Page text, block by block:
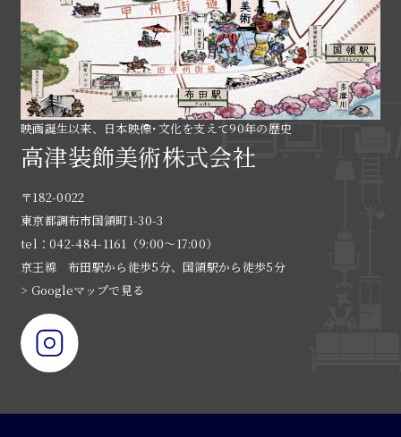
映画誕生以来、日本映像･文化を支えて90年の歴史
高津装飾美術株式会社
〒182-0022
東京都調布市国領町1-30-3
tel：042-484-1161（9:00〜17:00）
京王線 布田駅から徒歩5分、国領駅から徒歩5分
> Googleマップで見る